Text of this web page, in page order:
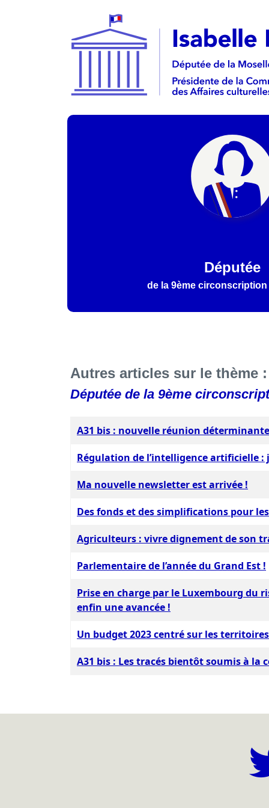
Députée
de la 9ème circonscription
Autres articles sur le thème :
Députée de la 9ème
A31 bis : nouvelle réunion
Régulation de l’intelligence artificielle
Ma nouvelle newsletter est arrivée !
Des fonds et des simplifications pour
Agriculteurs : vivre dignement de son
Parlementaire de l’année du Grand Est !
Prise en charge par le Luxembourg du
enfin une avancée !
Un budget 2023 centré sur les
A31 bis : Les tracés bientôt soumis à